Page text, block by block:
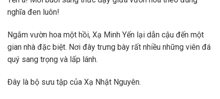
nghĩa đen luôn!
Ngắm vườn hoa một hồi, Xạ Minh Yến lại dẫn cậu đến một
gian nhà đặc biệt. Nơi đây trưng bày rất nhiều những viên đá
quý sang trọng và lấp lánh.
Đây là bộ sưu tập của Xạ Nhật Nguyên.